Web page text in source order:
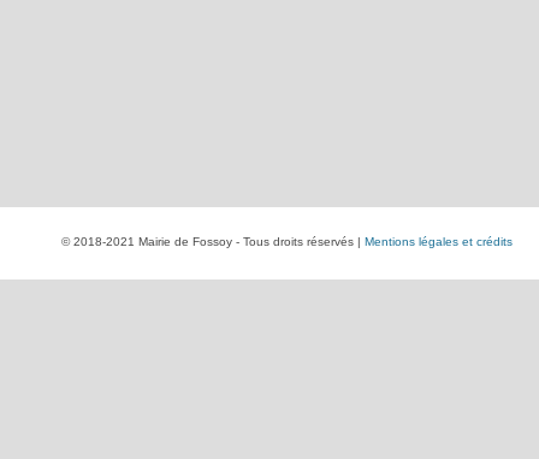
© 2018-2021 Mairie de Fossoy - Tous droits réservés | Mentions légales et crédits